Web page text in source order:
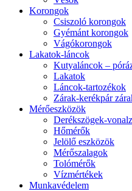
Korongok
Csiszoló korongok
Gyémánt korongok
Vágókorongok
Lakatok-láncok
Kutyaláncok –
Lakatok
Láncok-tartozékok
Zárak-kerékpár
Mérőeszközök
Derékszögek-
Hőmérők
Jelölő eszközök
Mérőszalagok
Tolómérők
Vízmértékek
Munkavédelem